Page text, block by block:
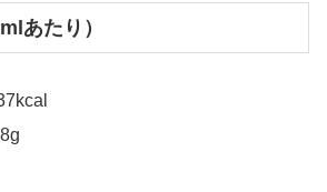
あたり）